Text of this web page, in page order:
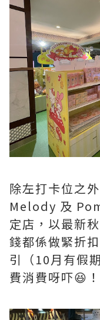
除左打卡位之
Melody 及
定店，以最新
錢都係做緊折
引（10月有假
費消費呀吓😆！